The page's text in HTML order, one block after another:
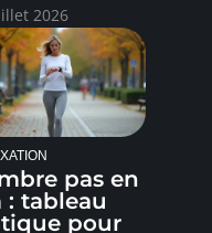
2026
pas en
: tableau
pour